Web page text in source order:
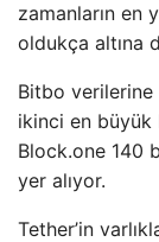
zamanların en
oldukça altına
Bitbo verilerine
ikinci en
Block.one 140
yer alıyor.
Tether’in